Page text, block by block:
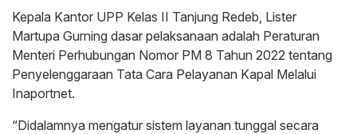
Kepala Kantor UPP Kelas II Tanjung Redeb, Lister
Martupa Gurning dasar pelaksanaan adalah Peraturan
Menteri Perhubungan Nomor PM 8 Tahun 2022 tentang
Penyelenggaraan Tata Cara Pelayanan Kapal Melalui
Inaportnet.
“Didalamnya mengatur sistem layanan tunggal secara